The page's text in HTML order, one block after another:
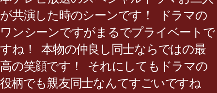
が共演した時のシーンです！ ドラマの
ワンシーンですがまるでプライベートで
すね！ 本物の仲良し同士ならではの最
高の笑顔です！ それにしてもドラマの
役柄でも親友同士なんてすごいですね